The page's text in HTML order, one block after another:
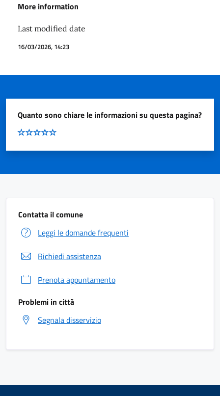
More information
Last modified date
16/03/2026, 14:23
Quanto sono chiare le informazioni su questa pagina?
Contatta il comune
Leggi le domande frequenti
Richiedi assistenza
Prenota appuntamento
Problemi in città
Segnala disservizio